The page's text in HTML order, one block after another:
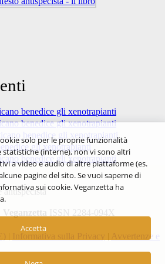
benedice gli xenotrapianti
benedice gli xenotrapianti
benedice gli xenotrapianti
gli xenotrapianti
benedice gli xenotrapianti
antispecista
Veganzetta ISSN 2284-094X
Informativa sulla Privacy
Avvertenze e
solo per le proprie funzionalità
statistiche (interne), non vi sono altri
a video e audio di altre piattaforme (es.
pagine del sito. Se vuoi saperne di
sui cookie. Veganzetta ha
Accetta